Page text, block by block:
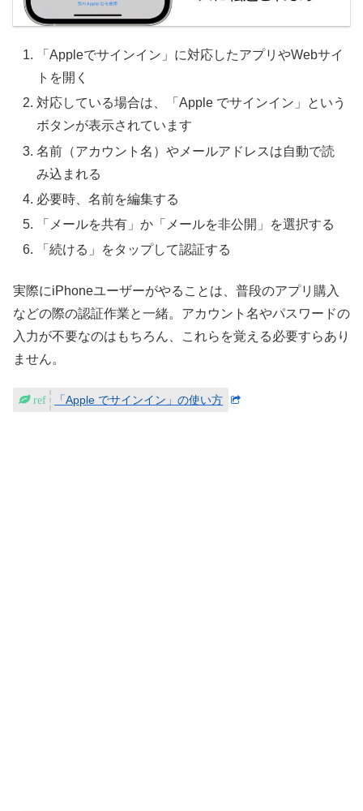
「Appleでサインイン」に対応したアプリやWebサイ
トを開く
対応している場合は、「Apple でサインイン」という
ボタンが表示されています
名前（アカウント名）やメールアドレスは自動で読
み込まれる
必要時、名前を編集する
「メールを共有」か「メールを非公開」を選択する
「続ける」をタップして認証する
実際にiPhoneユーザーがやることは、普段のアプリ購入
などの際の認証作業と一緒。アカウント名やパスワードの
入力が不要なのはもちろん、これらを覚える必要すらあり
ません。
「Apple でサインイン」の使い方